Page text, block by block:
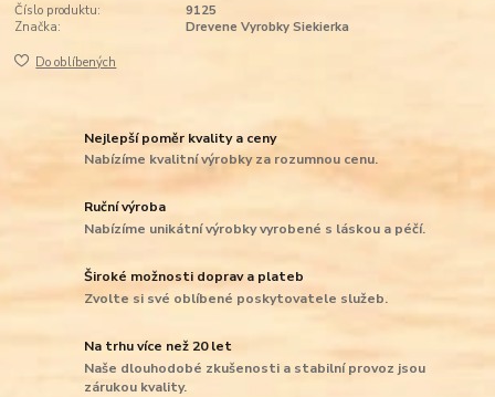
Číslo produktu:
9125
Značka:
Drevene Vyrobky Siekierka
Do oblíbených
Nejlepší poměr kvality a ceny
Nabízíme kvalitní výrobky za rozumnou cenu.
Ruční výroba
Nabízíme unikátní výrobky vyrobené s láskou a péčí.
Široké možnosti doprav a plateb
Zvolte si své oblíbené poskytovatele služeb.
Na trhu více než 20 let
Naše dlouhodobé zkušenosti a stabilní provoz jsou
zárukou kvality.